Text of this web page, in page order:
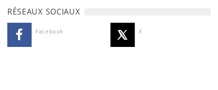
RÉSEAUX SOCIAUX
Facebook X